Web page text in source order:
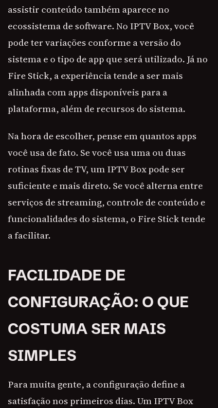
assistir conteúdo também aparece no
ecossistema de software. No IPTV Box, você
pode ter variações conforme a versão do
sistema e o tipo de app que será utilizado. Já no
Fire Stick, a experiência tende a ser mais
alinhada com apps disponíveis para a
plataforma, além de recursos do sistema.
Na hora de escolher, pense em quantos apps
você usa de fato. Se você usa uma ou duas
rotinas fixas de TV, um IPTV Box pode ser
suficiente e mais direto. Se você alterna entre
serviços de streaming, controle de conteúdo e
funcionalidades do sistema, o Fire Stick tende
a facilitar.
FACILIDADE DE
CONFIGURAÇÃO: O QUE
COSTUMA SER MAIS
SIMPLES
Para muita gente, a configuração define a
satisfação nos primeiros dias. Um IPTV Box